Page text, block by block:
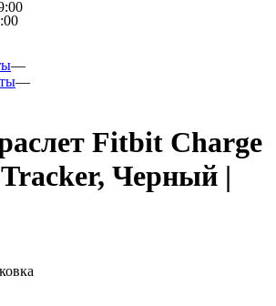
Fitbit Charge
Черный |